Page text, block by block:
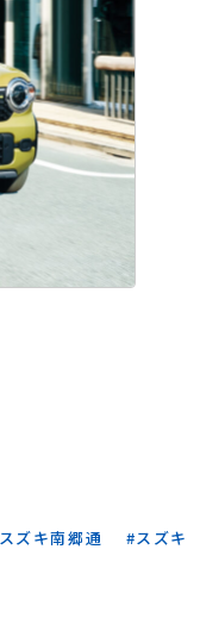
スズキ南郷通
スズキ